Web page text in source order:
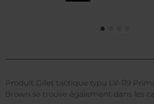
Produit Gilet tactique typu LV-119
Brown se trouve également dans les